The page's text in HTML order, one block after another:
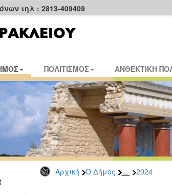
τηλ : 2813-409409
ΠΟΛΙΤΙΣΜΟΣ ΑΝΘΕΚΤΙΚΗ
Αρχική Ο Δήμος ... 2024